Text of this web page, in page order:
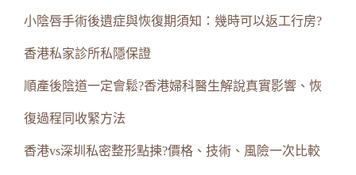
小陰唇手術後遺症與恢復期須知：幾時可以返工行房?
香港私家診所私隱保證
順產後陰道一定會鬆?香港婦科醫生解說真實影響、恢
復過程同收緊方法
香港vs深圳私密整形點揀?價格、技術、風險一次比較